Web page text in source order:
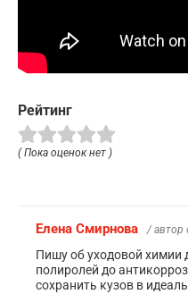
Рейтинг
( Пока оценок нет )
Елена Смирнова / автор
Пишу об уходовой химии
полиролей до
сохранить кузов в